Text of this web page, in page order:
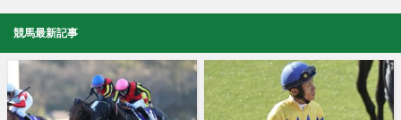
競馬最新記事